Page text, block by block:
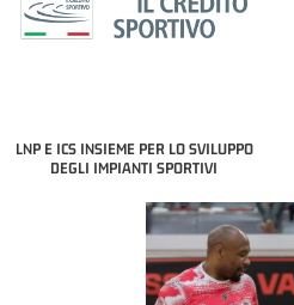
LNP E ICS INSIEME PER LO SVILUPPO
DEGLI IMPIANTI SPORTIVI